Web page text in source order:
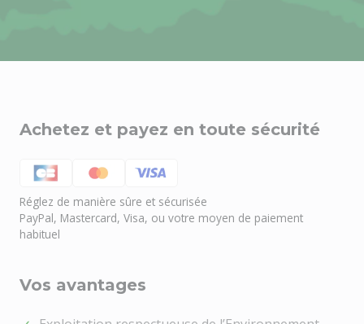
Achetez et payez en toute sécurité
Réglez de manière sûre et sécurisée
PayPal, Mastercard, Visa, ou votre moyen de paiement
habituel
Vos avantages
🤖 Besoin d'aide ?
Bienvenue chez NOEL VERT